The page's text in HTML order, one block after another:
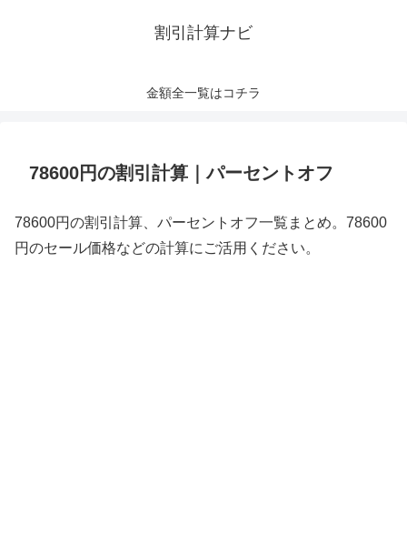
割引計算ナビ
金額全一覧はコチラ
78600円の割引計算｜パーセントオフ
78600円の割引計算、パーセントオフ一覧まとめ。78600
円のセール価格などの計算にご活用ください。